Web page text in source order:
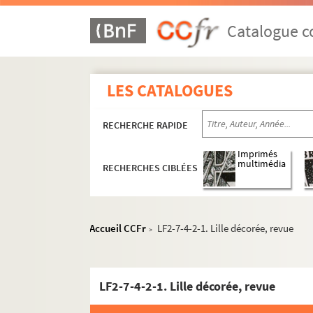
Catalogue
LES CATALOGUES
RECHERCHE RAPIDE
RECHERCHES CIBLÉES
Imprimés
multimédia
Accueil CCFr > LF2-7-4-2-1. Lille décorée, revue
LF2-7-4-2-1. Lille décorée, revue